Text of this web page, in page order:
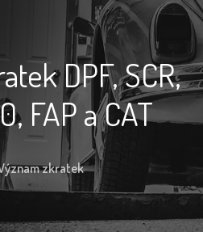
DPF, SCR,
FAP a CAT
zkratek